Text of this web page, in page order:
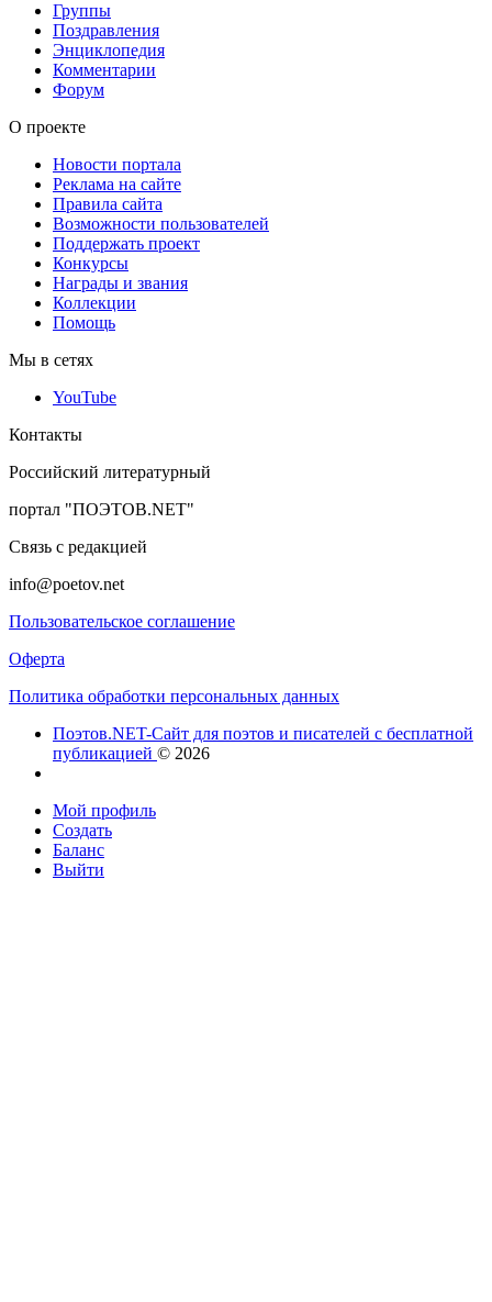
Группы
Поздравления
Энциклопедия
Комментарии
Форум
О проекте
Новости портала
Реклама на сайте
Правила сайта
Возможности пользователей
Поддержать проект
Конкурсы
Награды и звания
Коллекции
Помощь
Мы в сетях
YouTube
Контакты
Российский литературный
портал "ПОЭТОВ.NET"
Связь с редакцией
info@poetov.net
Пользовательское соглашение
Оферта
Политика обработки персональных данных
Поэтов.NET-Сайт для поэтов и писателей с бесплатной
публикацией © 2026
Мой профиль
Создать
Баланс
Выйти